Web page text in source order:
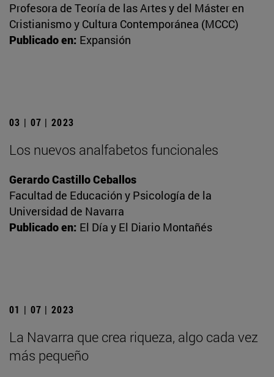
Profesora de Teoría de las Artes y del Máster en
Cristianismo y Cultura Contemporánea (MCCC)
Publicado en: Expansión
03 | 07 | 2023
Los nuevos analfabetos funcionales
Gerardo Castillo Ceballos
Facultad de Educación y Psicología de la
Universidad de Navarra
Publicado en: El Día y El Diario Montañés
01 | 07 | 2023
La Navarra que crea riqueza, algo cada vez
más pequeño